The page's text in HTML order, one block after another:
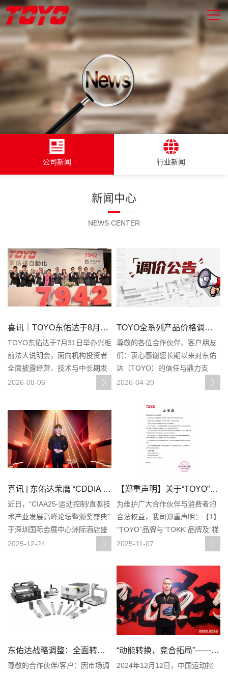
公司新闻 行业新闻
新闻中心
NEWS CENTER
喜讯｜TOYO东佑达于8月6日在台湾登陆兴柜，股票代码：7942
TOYO东佑达于7月31日举办兴柜
前法人说明会，面向机构投资者
全面披露经营、技术与中长期发
展规划，并于8月6日正式登录台
章。左右滑动查看更多从模组起
家，走出一条差异化之路东佑达
成立于20
2026-08-06
TOYO全系列产品价格调整公告
尊敬的各位合作伙伴、客户朋友
们：衷心感谢您长期以来对东佑
达（TOYO）的信任与鼎力支
持。这份认可与陪伴，是我司持
近期，受原材料市场价格持续大
幅上涨影响，我司生产成本显著
攀升，已超出合理承载范围。为
确保能够持续为您
2026-04-20
喜讯 | 东佑达荣膺 “CDDIA 2025年度直驱领域最具投资价值企业”奖，实力铸就行业标杆
近日，“CIAA25-运动控制/直驱技
术产业发展高峰论坛暨颁奖盛典”
于深圳国际会展中心洲际酒店盛
大启幕。现场星光汇聚，东佑达
功摘得“CDDIA2025年度直驱领
域最具投
2025-12-24
【郑重声明】关于“TOYO”与“TOKK”品牌无任何关联的公告
为维护广大合作伙伴与消费者的
合法权益，我司郑重声明：【1】
“TOYO”品牌与“TOKK”品牌及“梯
欧开”公司之间不存在任何法律与
隶属、管理、品牌授权、技术合
作、代工生产及业务代理等任何
关系。【2】“TOKK
2025-11-07
东佑达战略调整：全面转向区域化代理体系 深化市场服务布局
尊敬的合作伙伴/客户：因市场调
“动能转换，竞合拓局”——TOYO东佑达荣获“用户信赖品牌”及“创新产品”双奖
2024年12月12日，中国运动控